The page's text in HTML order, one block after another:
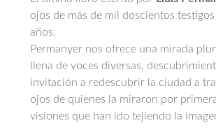
ojos de más de mil doscientos
años.
Permanyer nos ofrece una mirada
llena de voces diversas,
invitación a redescubrir la ciudad a
ojos de quienes la miraron por
visiones que han ido tejiendo la